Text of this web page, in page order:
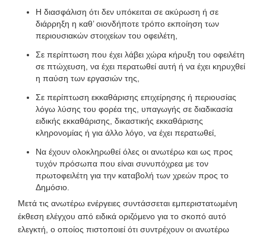
Η διασφάλιση ότι δεν υπόκειται σε ακύρωση ή σε
διάρρηξη η καθ’ οιονδήποτε τρόπο εκποίηση των
περιουσιακών στοιχείων του οφειλέτη,
Σε περίπτωση που έχει λάβει χώρα κήρυξη του οφειλέτη
σε πτώχευση, να έχει περατωθεί αυτή ή να έχει κηρυχθεί
η παύση των εργασιών της,
Σε περίπτωση εκκαθάρισης επιχείρησης ή περιουσίας
λόγω λύσης του φορέα της, υπαγωγής σε διαδικασία
ειδικής εκκαθάρισης, δικαστικής εκκαθάρισης
κληρονομίας ή για άλλο λόγο, να έχει περατωθεί,
Να έχουν ολοκληρωθεί όλες οι ανωτέρω και ως προς
τυχόν πρόσωπα που είναι συνυπόχρεα με τον
πρωτοφειλέτη για την καταβολή των χρεών προς το
Δημόσιο.
Μετά τις ανωτέρω ενέργειες συντάσσεται εμπεριστατωμένη
έκθεση ελέγχου από ειδικά οριζόμενο για το σκοπό αυτό
ελεγκτή, ο οποίος πιστοποιεί ότι συντρέχουν οι ανωτέρω